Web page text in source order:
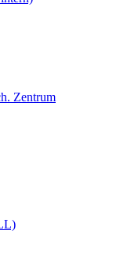
Zentrum